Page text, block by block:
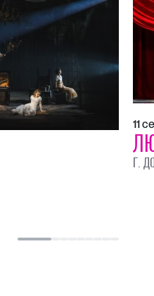
11
Г.